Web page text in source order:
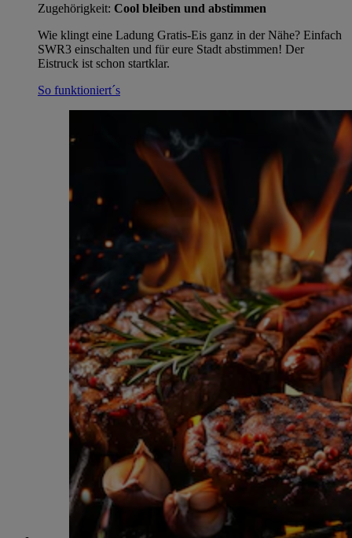
Zugehörigkeit: Cool bleiben und abstimmen
Wie klingt eine Ladung Gratis-Eis ganz in der Nähe? Einfach
SWR3 einschalten und für eure Stadt abstimmen! Der
Eistruck ist schon startklar.
So funktioniert´s